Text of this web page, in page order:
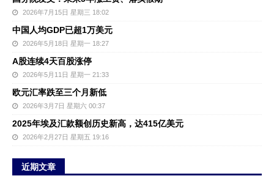
2026年7月15日 星期三 18:02
中国人均GDP已超1万美元
2026年5月18日 星期一 18:27
A股连续4天百股涨停
2026年5月11日 星期一 21:33
欧元汇率跌至三个月新低
2026年3月7日 星期六 00:37
2025年埃及汇款额创历史新高，达415亿美元
2026年2月27日 星期五 19:16
近期文章